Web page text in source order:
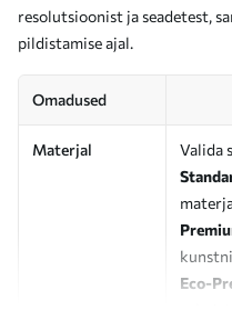
resolutsioonist ja seadetest,
pildistamise ajal.
Omadused
Materjal
Valida
Eco-